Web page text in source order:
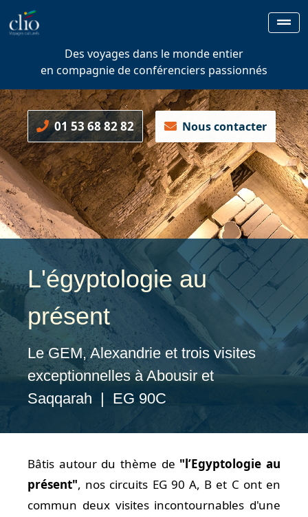
Des voyages dans le monde entier
en compagnie de conférenciers passionnés
01 53 68 82 82 Nous contacter
L'égyptologie au
présent
Le GEM, Alexandrie et trois visites
exceptionnelles à Abousir et
Saqqarah | EG 90C
Bâtis autour du thème de "l’Egyptologie au
présent", nos circuits EG 90 A, B et C ont en
commun deux visites incontournables d'une